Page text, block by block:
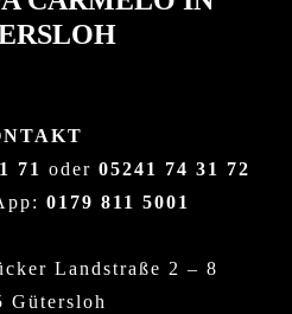
71 oder 05241 74 31 72
0179 811 5001
Landstraße 2 – 8
Gütersloh